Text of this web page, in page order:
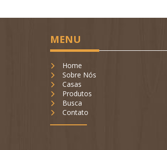
MENU
Home
Sobre Nós
Casas
Produtos
Busca
Contato